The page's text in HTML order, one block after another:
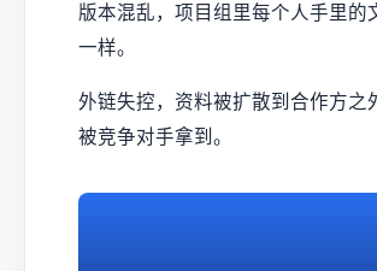
版本混乱，项目组里每个人手里的
一样。
外链失控，资料被扩散到合作方之
被竞争对手拿到。